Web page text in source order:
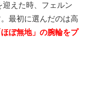
えた時、フェルン
最初に選んだのは高
ぼ無地」の腕輪をプ